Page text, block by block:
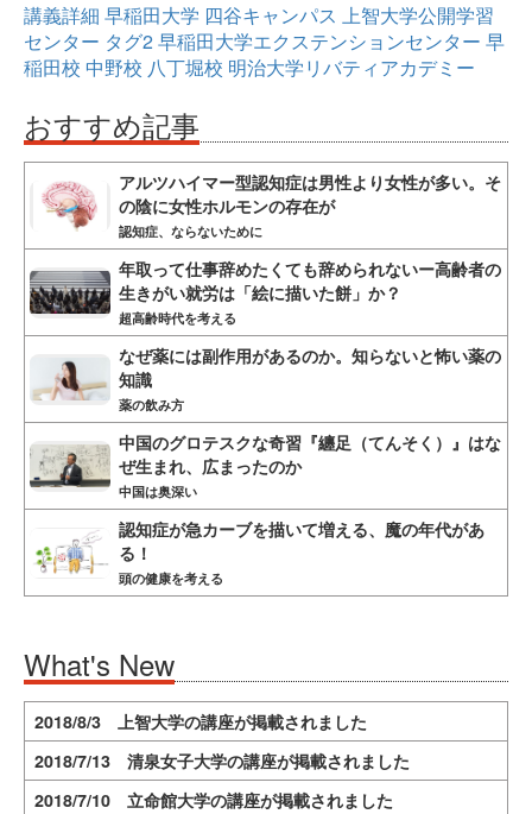
講義詳細 早稲田大学 四谷キャンパス 上智大学公開学習
センター タグ2早稲田大学エクステンションセンター 早
稲田校 中野校 八丁堀校 明治大学リバティアカデミー
おすすめ記事
アルツハイマー型認知症は男性より女性が多い。そ
の陰に女性ホルモンの存在が
認知症、ならないために
年取って仕事辞めたくても辞められないー高齢者の
生きがい就労は「絵に描いた餅」か？
超高齢時代を考える
なぜ薬には副作用があるのか。知らないと怖い薬の
知識
薬の飲み方
中国のグロテスクな奇習『纏足（てんそく）』はな
ぜ生まれ、広まったのか
中国は奥深い
認知症が急カーブを描いて増える、魔の年代があ
る！
頭の健康を考える
What's New
2018/8/3 上智大学の講座が掲載されました
2018/7/13 清泉女子大学の講座が掲載されました
2018/7/10 立命館大学の講座が掲載されました